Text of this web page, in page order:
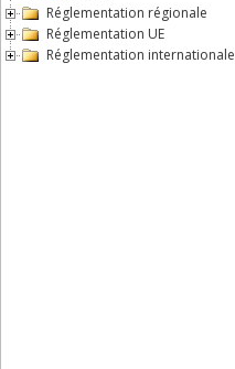
Réglementation régionale
Réglementation UE
Réglementation internationale